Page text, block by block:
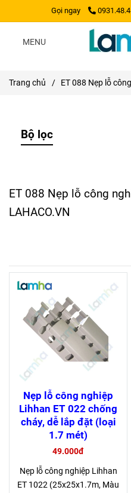
Gọi ngay
MENU
Trang chủ / ET 088 Nẹp lỗ
Bộ lọc
ET 088 Nẹp lỗ công
LAHACO.VN
Nẹp lỗ công nghiệp
Lihhan ET 022 chống
cháy, dễ lắp đặt (loại
1.7 mét)
49.000đ
Nẹp lỗ công nghiệp Lihhan
ET 1022 (25x25x1.7m, Màu